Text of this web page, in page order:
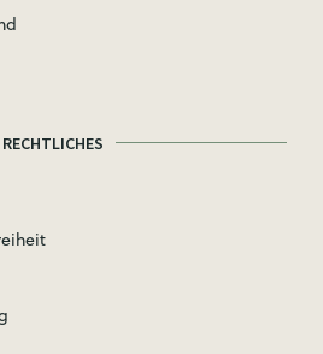
RECHTLICHES